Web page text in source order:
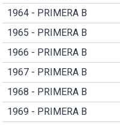
1964 - PRIMERA B
1965 - PRIMERA B
1966 - PRIMERA B
1967 - PRIMERA B
1968 - PRIMERA B
1969 - PRIMERA B